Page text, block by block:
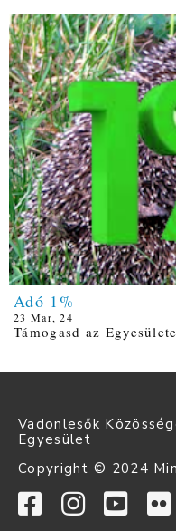
Adó 1%
23 Mar, 24
Támogasd az
Vadonlesők
Egyesület
Copyright © 2024